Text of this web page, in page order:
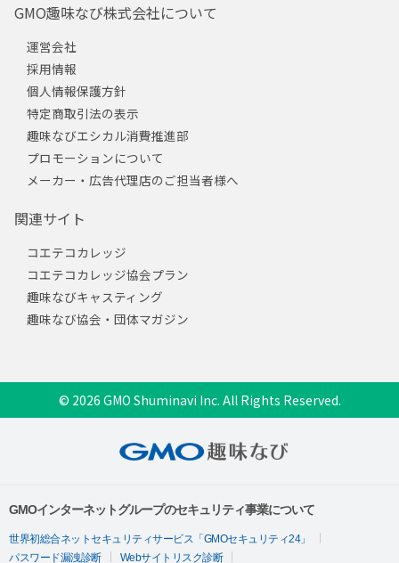
GMO趣味なび株式会社について
運営会社
採用情報
個人情報保護方針
特定商取引法の表示
趣味なびエシカル消費推進部
プロモーションについて
メーカー・広告代理店のご担当者様へ
関連サイト
コエテコカレッジ
コエテコカレッジ協会プラン
趣味なびキャスティング
趣味なび協会・団体マガジン
© 2026 GMO Shuminavi Inc. All Rights Reserved.